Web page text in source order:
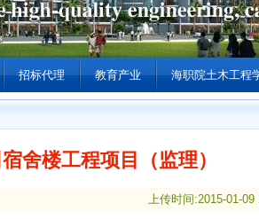
招标代理 教育产业 海职院土木工程
舍楼工程项目（监理）
上传时间:2015-01-